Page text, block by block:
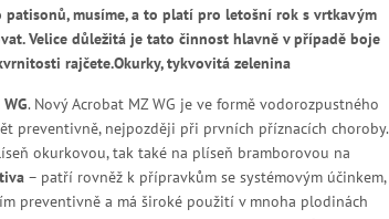
musíme, a to platí pro letošní rok s vrtkavým
Velice důležitá je tato činnost hlavně v případě boje
rajčete.Okurky, tykvovitá zelenina
. Nový Acrobat MZ WG je ve formě vodorozpustného
preventivně, nejpozději při prvních příznacích choroby.
okurkovou, tak také na plíseň bramborovou na
– patří rovněž k přípravkům se systémovým účinkem,
preventivně a má široké použití v mnoha plodinách